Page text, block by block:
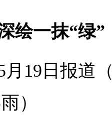
绘一抹“绿”
月19日报道
）